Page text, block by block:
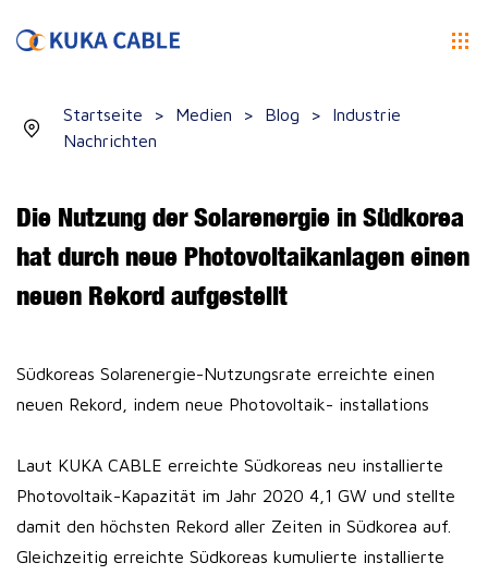
Startseite > Medien > Blog > Industrie
Nachrichten
Die Nutzung der Solarenergie in Südkorea
hat durch neue Photovoltaikanlagen einen
neuen Rekord aufgestellt
Südkoreas Solarenergie-Nutzungsrate erreichte einen
neuen Rekord, indem neue Photovoltaik- installations
Laut KUKA CABLE erreichte Südkoreas neu installierte
Photovoltaik-Kapazität im Jahr 2020 4,1 GW und stellte
damit den höchsten Rekord aller Zeiten in Südkorea auf.
Gleichzeitig erreichte Südkoreas kumulierte installierte